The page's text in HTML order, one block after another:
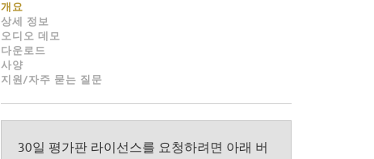
개요
상세 정보
오디오 데모
다운로드
사양
지원/자주 묻는 질문
30일 평가판 라이선스를 요청하려면 아래 버